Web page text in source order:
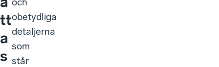
tt
a
s
obetydliga
detaljerna
som
står